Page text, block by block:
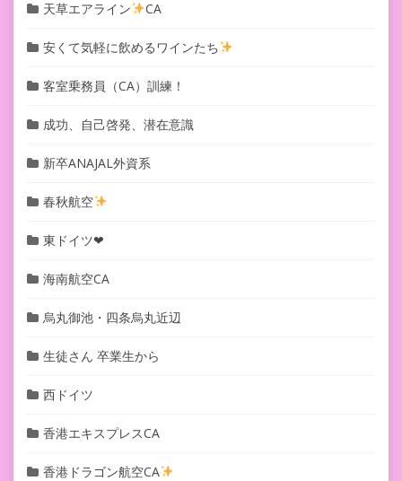
天草エアライン CA
安くて気軽に飲めるワインたち
客室乗務員（CA）訓練！
成功、自己啓発、潜在意識
新卒ANAJAL外資系
春秋航空
東ドイツ❤︎
海南航空CA
烏丸御池・四条烏丸近辺
生徒さん 卒業生から
西ドイツ
香港エキスプレスCA
香港ドラゴン航空CA